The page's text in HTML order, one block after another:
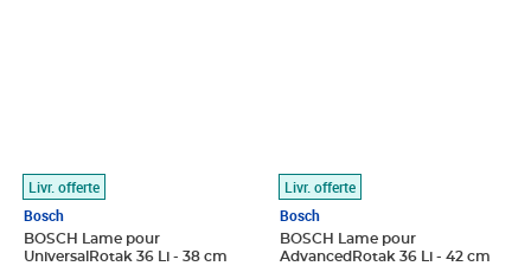
Livr. offerte
Bosch
BOSCH Lame pour
UniversalRotak 36 Li - 38 cm
Livr. offerte
Bosch
BOSCH Lame pour
AdvancedRotak 36 Li - 42 cm